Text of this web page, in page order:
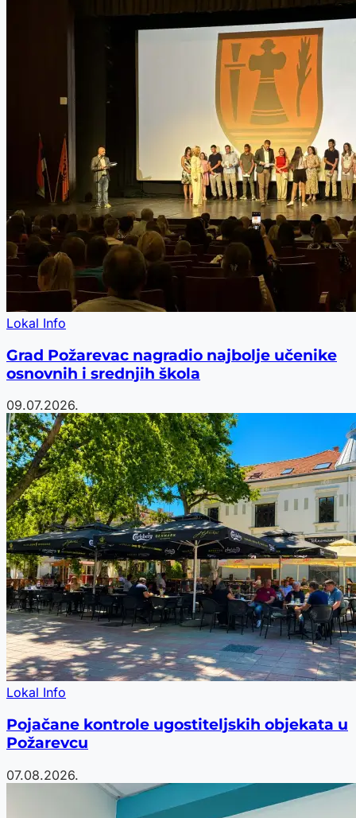
Lokal Info
Grad Požarevac nagradio najbolje učenike
osnovnih i srednjih škola
09.07.2026.
Lokal Info
Pojačane kontrole ugostiteljskih objekata u
Požarevcu
07.08.2026.